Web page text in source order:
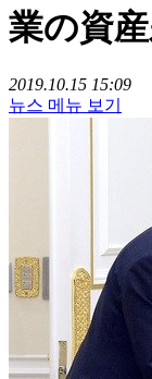
業の資
2019.10.15 15:09
뉴스 메뉴 보기